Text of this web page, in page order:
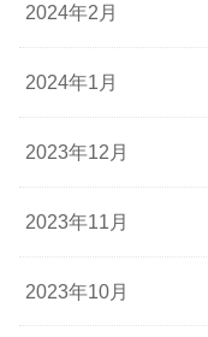
2024年2月
2024年1月
2023年12月
2023年11月
2023年10月